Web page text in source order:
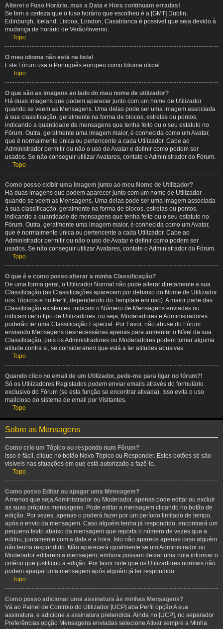
Alterei o Fuso Horário, mas a Data e Hora continuam erradas!
Se tem a certeza que o fuso horário que escolheu é a [GMT] Dublin,
Edinburgh, Iceland, Lisboa, London, Casablanca é possível que seja devido à
mudança de horário de Verão/Inverno.
Topo
O meu idioma não está na lista!
Este Fórum usa o Português europeu como Idioma oficial.
Topo
O que são as imagens ao lado do meu nome de utilizador?
Há duas imagens que podem aparecer junto com um nome de Utilizador
quando se veem as Mensagens. Uma delas pode ser uma imagem associada
à sua classificação, geralmente na forma de blocos, estrelas ou pontos,
indicando a quantidade de mensagens que tenha feito ou o seu estatuto no
Fórum. Outra, geralmente uma imagem maior, é conhecida como um Avatar,
que é normalmente única ou pertencente a cada Utilizador. Cabe ao
Administrador permitir ou não o uso de Avatar e definir como podem ser
usados. Se não conseguir utilizar Avatares, contate o Administrador do Fórum.
Topo
Como posso exibir uma Imagem junto ao meu Nome de Utilizador?
Há duas imagens que podem aparecer junto com um nome de Utilizador
quando se veem as Mensagens. Uma delas pode ser uma imagem associada
à sua classificação, geralmente na forma de blocos, estrelas ou pontos,
indicando a quantidade de mensagens que tenha feito ou o seu estatuto no
Fórum. Outra, geralmente uma imagem maior, é conhecida como um Avatar,
que é normalmente única ou pertencente a cada Utilizador. Cabe ao
Administrador permitir ou não o uso de Avatar e definir como podem ser
usados. Se não conseguir utilizar Avatares, contate o Administrador do Fórum.
Topo
O que é e como posso alterar a minha Classificação?
De uma forma geral, o Utilizador Normal não pode alterar diretamente a sua
Classificação (as Classificações aparecem por debaixo do Nome de Utilizador
nos Tópicos e no Perfil, dependendo do Template em uso). A maior parte das
Classificação existentes, indicam o Número de Mensagens enviadas ou
indicam certo tipo de Utilizadores, ou seja, Moderadores e Administradores
poderão ter uma Classificação Especial. Por Favor, não abuse do Fórum
enviando Mensagens desnecessárias apenas para aumentar o Nível da sua
Classificação, pois os Administradores ou Moderadores podem tomar alguma
atitude contra si, se considerarem que está a ter atitudes abusivas.
Topo
Quando clico no email de um Utilizador, pede-me para ligar no fórum?!
Só os Utilizadores Registados podem enviar emails através do formulário
exclusivo do Fórum (se esta função se encontrar ativada). Isso evita o uso
malicioso do sistema de email por Visitantes.
Topo
Sobre as Mensagens
Como crio um Tópico ou respondo num Fórum?
Isso é fácil, clique no botão Novo Tópico ou Responder. Estes botões só são
visíveis nas situações em que está autorizado a fazê-lo.
Topo
Como posso Editar ou apagar uma Mensagem?
A menos que seja Administrador ou Moderador, apenas pode editar ou excluir
as suas próprias mensagens. Pode editar a mensagem clicando no botão de
edição. Por vezes, apenas o poderá fazer por um período limitado de tempo,
após o envio da mensagem. Caso alguém tenha já respondido, encontrará um
pequeno texto abaixo da mensagem que reporta o número de vezes que a
editou, juntamente com a data e a hora. Isto não aparece apenas caso alguém
não tenha respondido. Não aparecerá igualmente se um Administrador ou
Moderador editarem a mensagem, embora possam deixar uma nota informar o
critério que justificou a edição. Por favor note que os Utilizadores normais não
podem apagar uma mensagem após alguém já ter respondido.
Topo
Como posso adicionar uma assinatura às minhas Mensagens?
Vá ao Painel de Controlo do Utilizador [UCP] aba Perfil opção A sua
assinatura, e adicione a assinatura pretendida. Ainda no [UCP], no separador
Preferências opção Mensagens enviadas selecione Ativar sempre a Minha